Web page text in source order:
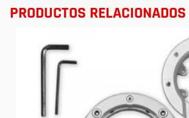
PRODUCTOS RELACIONADOS